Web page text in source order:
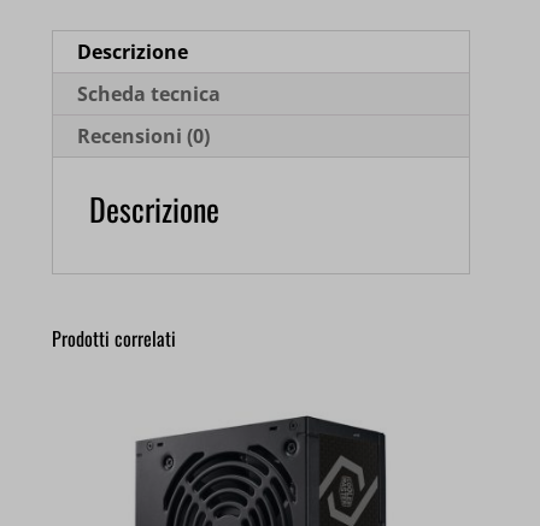
quantità
Descrizione
Scheda tecnica
Recensioni (0)
Descrizione
Prodotti correlati